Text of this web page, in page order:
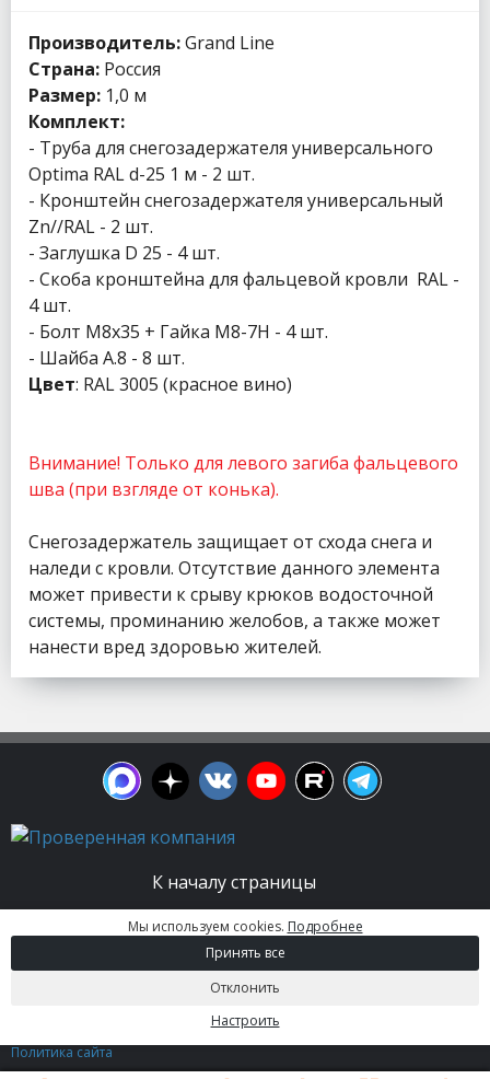
Производитель:Grand Line
Страна: Россия
Размер: 1,0 м
Комплект:
- Труба для снегозадержателя универсального
Optima RAL d-25 1 м - 2 шт.
- Кронштейн снегозадержателя универсальный
Zn//RAL - 2 шт.
- Заглушка D 25 - 4 шт.
- Скоба кронштейна для фальцевой кровли RAL -
4 шт.
- Болт М8х35 + Гайка М8-7Н - 4 шт.
- Шайба А.8 - 8 шт.
Цвет: RAL 3005 (красное вино)
Внимание! Только для левого загиба фальцевого
шва (при взгляде от конька).
Снегозадержатель защищает от схода снега и
наледи с кровли. Отсутствие данного элемента
может привести к срыву крюков водосточной
системы, проминанию желобов, а также может
нанести вред здоровью жителей.
К началу страницы
© 2003 - 2026. Апельсин group | Группа
строительных компаний Все права защищены.
Вся информация на этом сайте носит
информационный характер и не является
публичной офертой, определяемой положениями
Политика сайта
Мы используем cookies. Подробнее
Принять все
Отклонить
Настроить